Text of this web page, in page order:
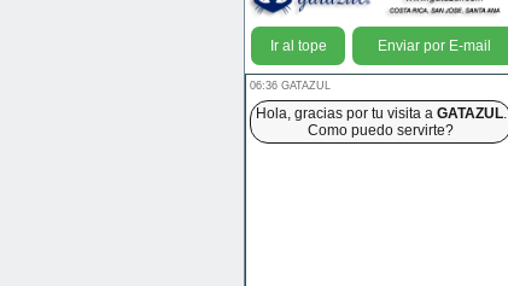
Ir al tope Enviar por E-mail
06:36 GATAZUL
Hola, gracias por tu visita a GATAZUL.
Como puedo servirte?